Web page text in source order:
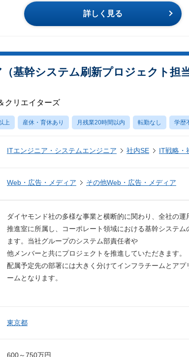
詳しく見る
基幹システム刷新プロジェクト担
クリエイターズ
上 産休・育休あり 月残業20時間以内 転勤なし 学歴
ITエンジニア・システムエンジニア 社内SE IT戦略・
Web・広告・メディア その他Web・広告・メディア
ダイヤモンド社の多様な事業と横断的に関わり、全社の
推進室に所属し、コーポレート領域における基幹システ
ます。当社グループのシステム部責任者や
他メンバーと共にプロジェクトを推進していただきます。
配属予定先の部署には大きく分けてインフラチームとア
ームとなります。
東京都
600～750万円